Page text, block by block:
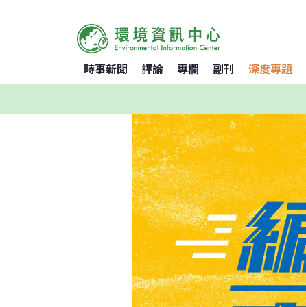
時事新聞 評論 專欄 副刊 深度專題